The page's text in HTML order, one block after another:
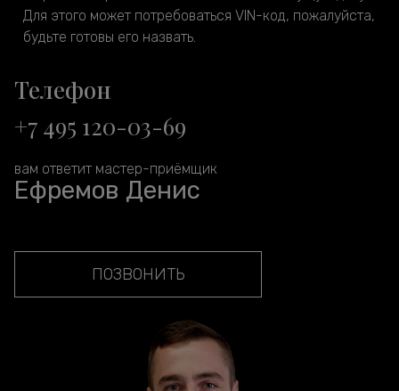
Для этого может потребоваться VIN-код, пожалуйста,
будьте готовы его назвать.
Телефон
+7 495 120-03-69
вам ответит мастер-приёмщик
Ефремов Денис
ПОЗВОНИТЬ